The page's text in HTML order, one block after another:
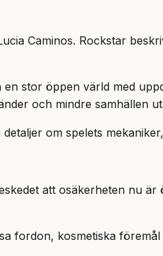
Caminos. Rockstar
stor öppen värld med
och mindre samhällen
om spelets
att osäkerheten nu
fordon, kosmetiska